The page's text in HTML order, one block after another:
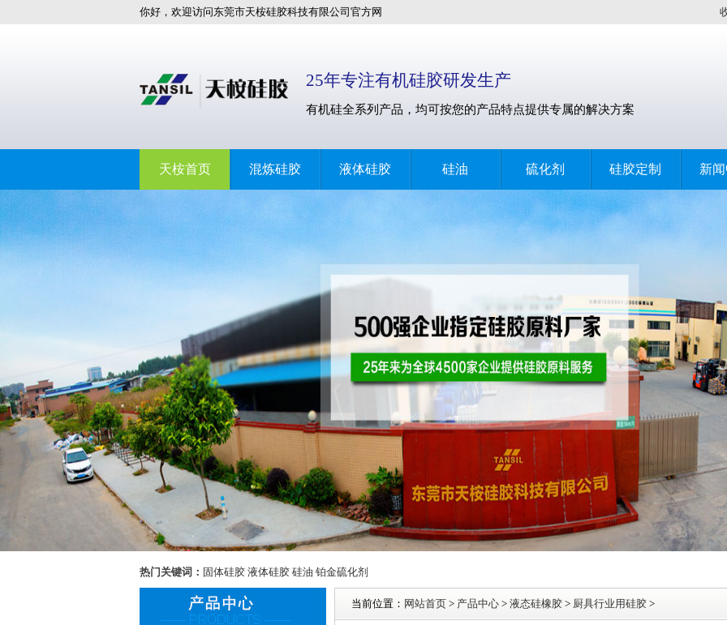
你好，欢迎访问东莞市天桉硅胶科技有限公司官方网
25年专注有机硅胶研发生产
有机硅全系列产品，均可按您的产品特点提供专属的解决方案
天桉首页 混炼硅胶 液体硅胶 硅油 硫化剂 硅胶定制 新
热门关键词： 固体硅胶 液体硅胶 硅油 铂金硫化剂
当前位置： 网站首页 > 产品中心 > 液态硅橡胶 > 厨具行业用硅胶 >